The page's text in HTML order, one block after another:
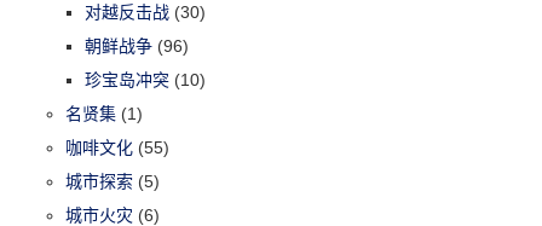
对越反击战 (30)
朝鲜战争 (96)
珍宝岛冲突 (10)
名贤集 (1)
咖啡文化 (55)
城市探索 (5)
城市火灾 (6)